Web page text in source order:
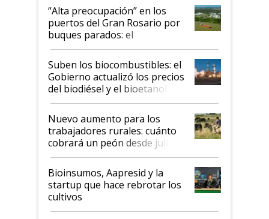
“Alta preocupación” en los
puertos del Gran Rosario por
buques parados: el
funcionamiento de las
exportadoras en tensión tras
la medida de fuerza de los
prácticos
Suben los biocombustibles: el
Gobierno actualizó los precios
del biodiésel y el bioetanol
Nuevo aumento para los
trabajadores rurales: cuánto
cobrará un peón desde julio
Bioinsumos, Aapresid y la
startup que hace rebrotar los
cultivos